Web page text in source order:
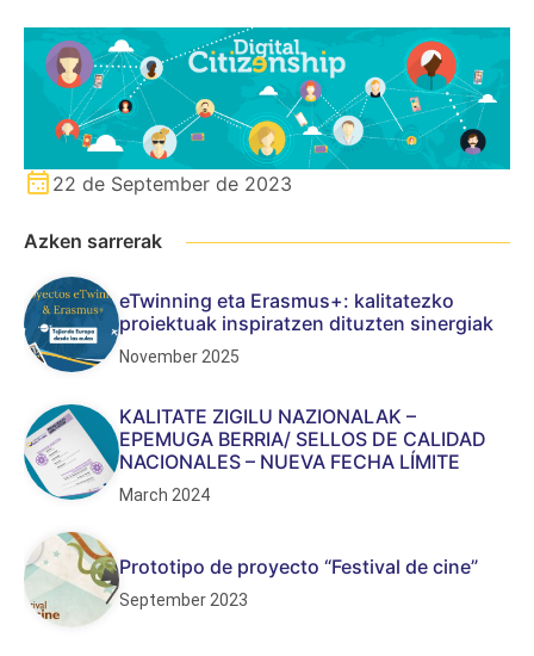
22 de September de 2023
Azken sarrerak
eTwinning eta Erasmus+: kalitatezko
proiektuak inspiratzen dituzten sinergiak
November 2025
KALITATE ZIGILU NAZIONALAK –
EPEMUGA BERRIA/ SELLOS DE CALIDAD
NACIONALES – NUEVA FECHA LÍMITE
March 2024
Prototipo de proyecto “Festival de cine”
September 2023